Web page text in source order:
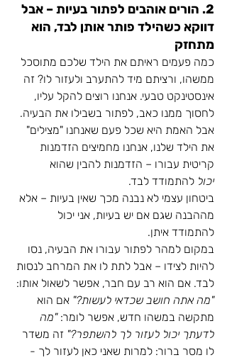
2. הורים אוהבים לפתור בעיות – אבל
דווקא כשהילד פותר אותן לבד, הוא
מתחזק
כמה פעמים ראיתם את הילד שלכם מתוסכל
ממשהו, ורציתם מיד להתערב ולעזור לו? זה
אינסטינקט טבעי. אנחנו רוצים להקל עליו,
לחסוך ממנו כאב, לפתור בשבילו את הבעיה.
אבל האמת היא שכל פעם שאנחנו "מצילים"
את הילד שלנו, אנחנו מחמיצים הזדמנות
קריטית עבורו – הזדמנות להבין שהוא
יכול להתמודד לבד.
ביטחון עצמי לא נבנה מכך שאין בעיות – אלא
מההבנה שגם אם יש בעיות, אני יכול
להתמודד איתן.
במקום למהר לפתור עבורו את הבעיה, נסו
להיות לצידו – אבל לתת לו את המרחב לנסות
לבד. אם הוא רב עם חבר, אפשר לשאול אותו:
"מה אתה חושב שכדאי לעשות?" אם הוא
מתקשה במשהו חדש, אפשר לומר: "מה
לדעתך יכול לעזור לך להשתפר?" זה משדר
לו מסר ברור: למרות שאני כאן לעזור לך -